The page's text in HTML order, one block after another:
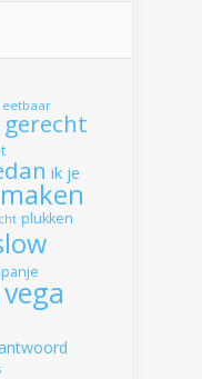
eetbaar
gerecht
ik je
maken
plukken
vega